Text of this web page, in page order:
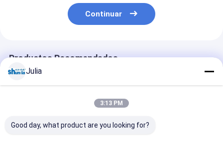
Continuar
Productos Recomendados
Julia
3:13 PM
Good day, what product are you looking for?